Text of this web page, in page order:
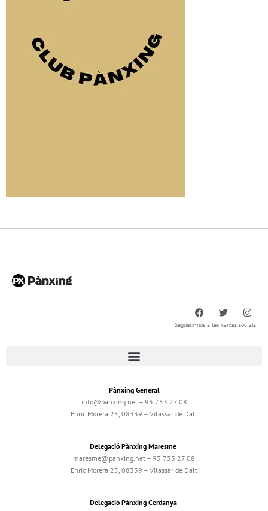
Segueix-nos a les xarxes socials
Pànxing General
info@panxing.net – 93 753 27 08
Enric Morera 25, 08339 – Vilassar de Dalt
Delegació Pànxing Maresme
maresme@panxing.net – 93 753 27 08
Enric Morera 25, 08339 – Vilassar de Dalt
Delegació Pànxing Cerdanya